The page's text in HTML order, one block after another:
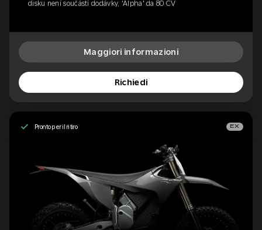
disku není součástí dodávky, 'Alpha' da 80 CV
Maggiori informazioni
Richiedi
Pronto per il ritiro EX